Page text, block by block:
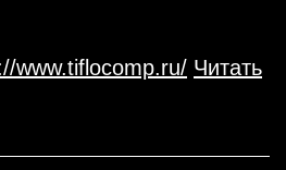
www.tiflocomp.ru/ Читать